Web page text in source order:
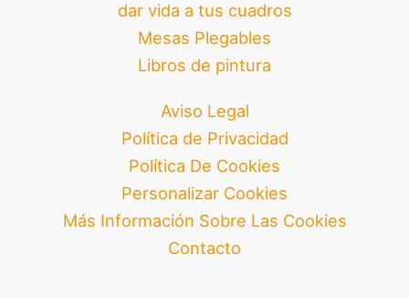
dar vida a tus cuadros
Mesas Plegables
Libros de pintura
Aviso Legal
Política de Privacidad
Política De Cookies
Personalizar Cookies
Más Información Sobre Las Cookies
Contacto